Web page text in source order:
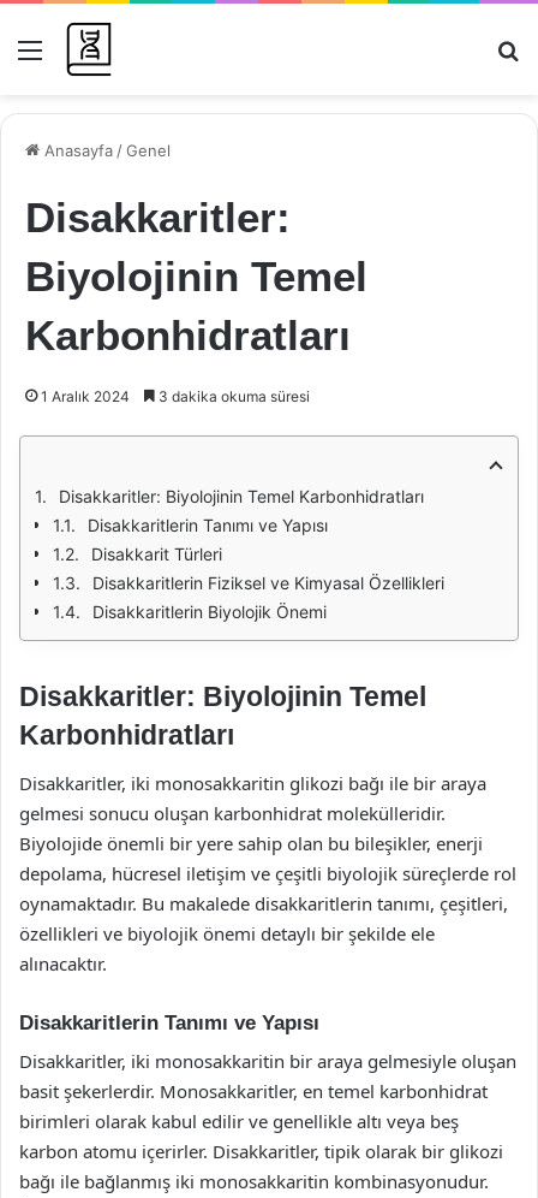
Menü
Anasayfa /Genel
Disakkaritler:
Biyolojinin Temel
Karbonhidratları
1 Aralık 2024 3 dakika okuma süresi
Disakkaritler: Biyolojinin Temel Karbonhidratları
Disakkaritlerin Tanımı ve Yapısı
Disakkarit Türleri
Disakkaritlerin Fiziksel ve Kimyasal Özellikleri
Disakkaritlerin Biyolojik Önemi
Disakkaritler: Biyolojinin Temel
Karbonhidratları
Disakkaritler, iki monosakkaritin glikozi bağı ile bir araya
gelmesi sonucu oluşan karbonhidrat molekülleridir.
Biyolojide önemli bir yere sahip olan bu bileşikler, enerji
depolama, hücresel iletişim ve çeşitli biyolojik süreçlerde rol
oynamaktadır. Bu makalede disakkaritlerin tanımı, çeşitleri,
özellikleri ve biyolojik önemi detaylı bir şekilde ele
alınacaktır.
Disakkaritlerin Tanımı ve Yapısı
Disakkaritler, iki monosakkaritin bir araya gelmesiyle oluşan
basit şekerlerdir. Monosakkaritler, en temel karbonhidrat
birimleri olarak kabul edilir ve genellikle altı veya beş
karbon atomu içerirler. Disakkaritler, tipik olarak bir glikozi
bağı ile bağlanmış iki monosakkaritin kombinasyonudur.